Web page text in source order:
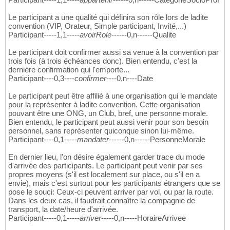
Le participant a une qualité qui définira son rôle lors de ladite
convention (VIP, Orateur, Simple participant, Invité,...)
Participant-----1,1-----avoirRole------0,n------Qualite
Le participant doit confirmer aussi sa venue à la convention par
trois fois (à trois échéances donc). Bien entendu, c'est la
dernière confirmation qui l'emporte...
Participant----0,3----confirmer----0,n----Date
Le participant peut être affilié à une organisation qui le mandate
pour la représenter à ladite convention. Cette organisation
pouvant être une ONG, un Club, bref, une personne morale.
Bien entendu, le participant peut aussi venir pour son besoin
personnel, sans représenter quiconque sinon lui-même.
Participant----0,1-----mandater------0,n------PersonneMorale
En dernier lieu, l'on désire également garder trace du mode
d'arrivée des participants. Le participant peut venir par ses
propres moyens (s'il est localement sur place, ou s'il en a
envie), mais c'est surtout pour les participants étrangers que se
pose le souci: Ceux-ci peuvent arriver par vol, ou par la route.
Dans les deux cas, il faudrait connaître la compagnie de
transport, la date/heure d'arrivée.
Participant-----0,1-----arriver-----0,n-----HoraireArrivee